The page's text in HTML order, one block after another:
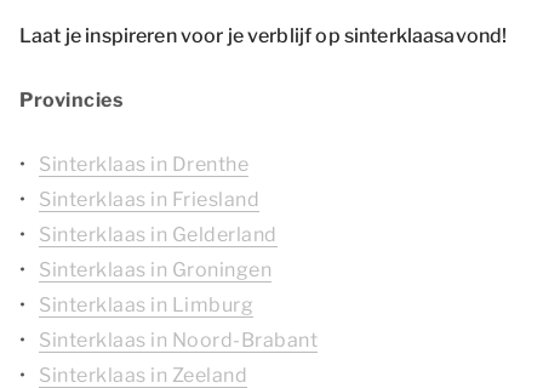
Laat je inspireren voor je verblijf op sinterklaasavond!
Provincies
Sinterklaas in Drenthe
Sinterklaas in Friesland
Sinterklaas in Gelderland
Sinterklaas in Groningen
Sinterklaas in Limburg
Sinterklaas in Noord-Brabant
Sinterklaas in Zeeland